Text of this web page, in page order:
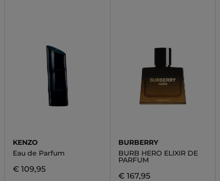
KENZO
Eau de Parfum
€ 109,95
BURBERRY
BURB HERO ELIXIR DE
PARFUM
€ 167,95